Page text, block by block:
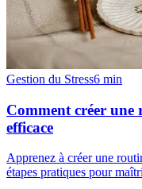
Gestion du Stress6 min
Comment créer une
efficace
Apprenez à créer une
étapes pratiques pour